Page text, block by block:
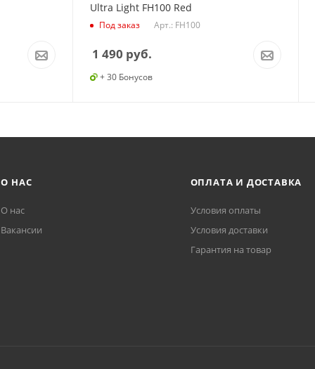
Ultra Light FH100 Red
Под заказ Арт.: FH100
1 490 руб.
+ 30 Бонусов
О НАС
О нас
Вакансии
ОПЛАТА И ДОСТАВКА
Условия оплаты
Условия доставки
Гарантия на товар